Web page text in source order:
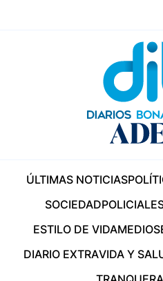
ÚLTIMAS NOTICIAS
SOCIEDAD
ESTILO DE VIDAMEDIOS
DIARIO EXTRAVIDA Y